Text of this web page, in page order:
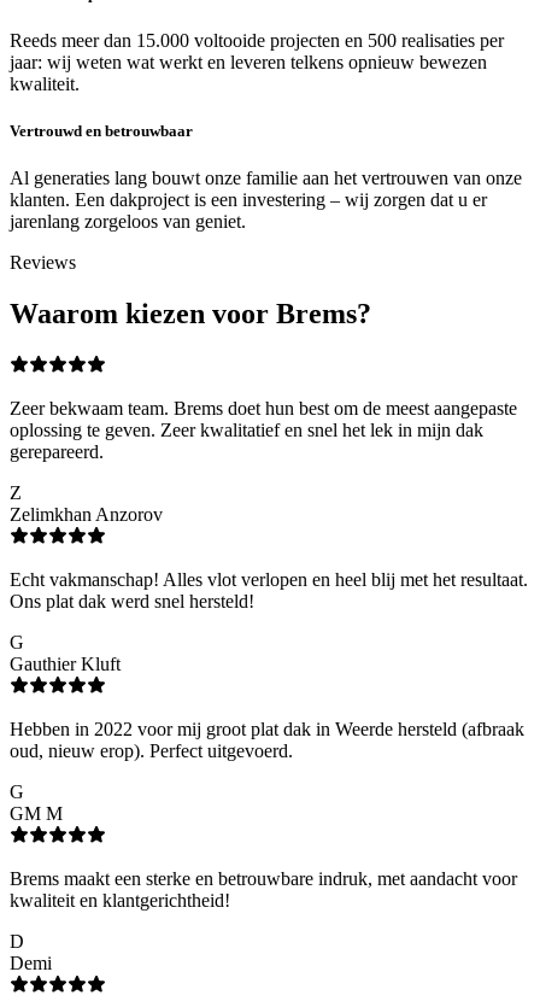
Reeds meer dan 15.000 voltooide projecten en 500 realisaties per
jaar: wij weten wat werkt en leveren telkens opnieuw bewezen
kwaliteit.
Vertrouwd en betrouwbaar
Al generaties lang bouwt onze familie aan het vertrouwen van onze
klanten. Een dakproject is een investering – wij zorgen dat u er
jarenlang zorgeloos van geniet.
Reviews
Waarom kiezen voor Brems?
Zeer bekwaam team. Brems doet hun best om de meest aangepaste
oplossing te geven. Zeer kwalitatief en snel het lek in mijn dak
gerepareerd.
Z
Zelimkhan Anzorov
Echt vakmanschap! Alles vlot verlopen en heel blij met het resultaat.
Ons plat dak werd snel hersteld!
G
Gauthier Kluft
Hebben in 2022 voor mij groot plat dak in Weerde hersteld (afbraak
oud, nieuw erop). Perfect uitgevoerd.
G
GM M
Brems maakt een sterke en betrouwbare indruk, met aandacht voor
kwaliteit en klantgerichtheid!
D
Demi